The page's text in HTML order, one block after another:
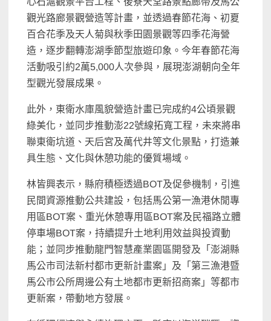
觀光路廊景觀營造等計畫，並透過春節花海、初夏
百合花季及天人菊與秋季田園景觀等四季花海營
造，逐步翻轉澎湖季節型旅遊印象。今年春節花海
活動吸引約2萬5,000人次參與，展現澎湖朝向全年
型觀光發展成果。
此外，東衛水庫風貌營造計畫已完成約4公頃景觀
綠美化，並同步推動澎22號線拓寬工程，未來將串
聯東衛坑道、天后宮及萬代井等文化景點，打造兼
具生態、文化與休憩功能的優質場域。
林皆興表示，縣府積極透過BOT及促參機制，引進
民間資源推動公共建設，包括馬公第一漁港休閒專
用區BOT案、重光休憩專用區BOT案及民福路立體
停車場BOT案，持續提升土地利用效益與投資動
能；並同步推動龍門智慧產業園區開發及「澎湖縣
馬公市司法新村都市更新計畫案」及「第三漁港暨
馬公市公所周邊公有土地都市更新招商案」等都市
更新案，帶動地方發展。